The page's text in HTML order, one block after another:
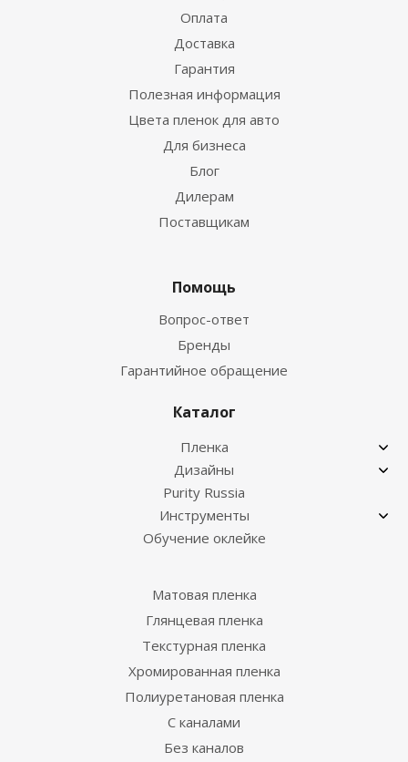
Оплата
Доставка
Гарантия
Полезная информация
Цвета пленок для авто
Для бизнеса
Блог
Дилерам
Поставщикам
Помощь
Вопрос-ответ
Бренды
Гарантийное обращение
Каталог
Пленка
Дизайны
Purity Russia
Инструменты
Обучение оклейке
Матовая пленка
Глянцевая пленка
Текстурная пленка
Хромированная пленка
Полиуретановая пленка
С каналами
Без каналов